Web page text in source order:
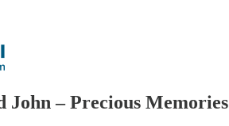
John – Precious Memories